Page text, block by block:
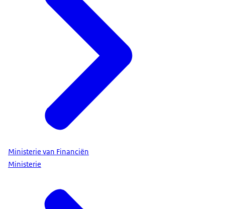
Ministerie van Financiën
Ministerie